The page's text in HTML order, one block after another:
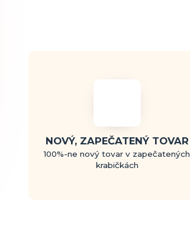
NOVÝ, ZAPEČATENÝ TOVAR
100%-ne nový tovar v zapečatených
krabičkách